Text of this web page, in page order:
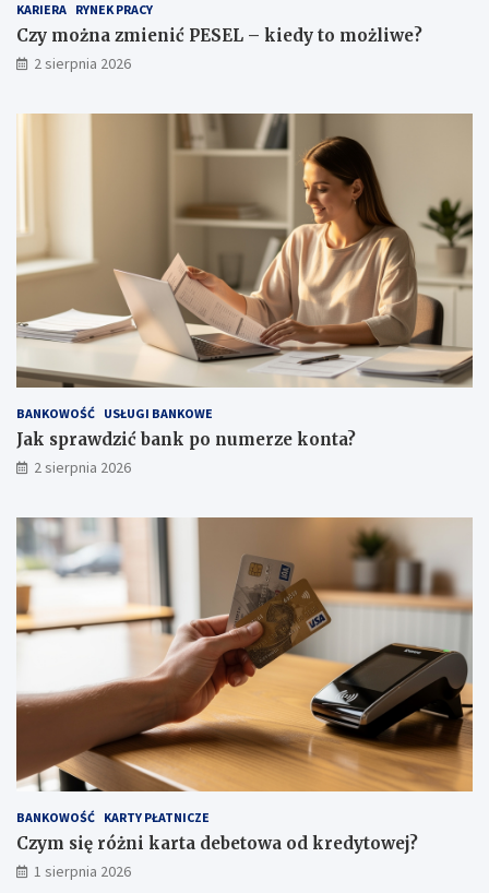
KARIERA RYNEK PRACY
Czy można zmienić PESEL – kiedy to możliwe?
2 sierpnia 2026
BANKOWOŚĆ USŁUGI BANKOWE
Jak sprawdzić bank po numerze konta?
2 sierpnia 2026
BANKOWOŚĆ KARTY PŁATNICZE
Czym się różni karta debetowa od kredytowej?
1 sierpnia 2026